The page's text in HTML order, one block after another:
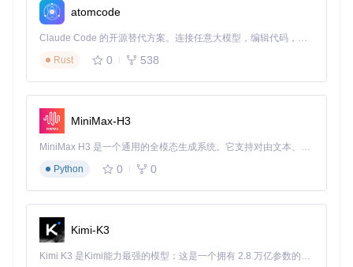
项目地址：https://gitcode.com/gh_mirrors/un/unifree
atomcode
Claude Code 的开源替代方案。连接任意大模型，编辑代码，运行命令，自动验证 — 全自动执行。用 Rust 构建，极致性能。 ｜ An open-source alternative to Claude Code. Connect any LLM, edit code, run commands, and verify changes — autonomously. Built in Rust for speed. Get Started
Rust
0 538
MiniMax-H3
MiniMax H3 是一个通用的全模态生成系统。它支持对由文本、图像、视频和音频组成的多模态上下文进行统一理解，并能生成分辨率高达 2K、时长可达 15 秒的带原生立体声音频的视频。得益于面向任务泛化的系统设计，H3 在预训练阶段就已具备广泛的多模态上下文理解与生成能力，能够出色地执行复杂的多模态指令。
Python
0 0
Kimi-K3
Kimi K3 是Kimi能力最强的模型：这是一个拥有 2.8 万亿参数的混合专家（MoE）模型，具备原生视觉理解能力，并支持 100 万 token 的上下文窗口。